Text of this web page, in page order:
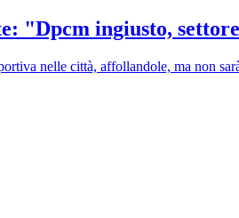
"Dpcm ingiusto,
nelle città, affollandole, ma non